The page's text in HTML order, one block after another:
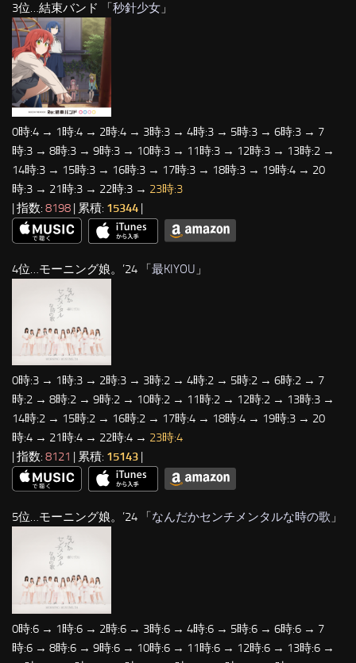
3位…結束バンド 「 秒針少女 」
0時:4 → 1時:4 → 2時:4 → 3時:3 → 4時:3 → 5時:3 → 6時:3 → 7
時:3 → 8時:3 → 9時:3 → 10時:3 → 11時:3 → 12時:3 → 13時:2 →
14時:3 → 15時:3 → 16時:3 → 17時:3 → 18時:3 → 19時:4 → 20
時:3 → 21時:3 → 22時:3 → 23時:3
| 指数: 8198 | 累積: 15344
4位…モーニング娘。’24 「最KIYOU 」
0時:3 → 1時:3 → 2時:3 → 3時:2 → 4時:2 → 5時:2 → 6時:2 → 7
時:2 → 8時:2 → 9時:2 → 10時:2 → 11時:2 → 12時:2 → 13時:3 →
14時:2 → 15時:2 → 16時:2 → 17時:4 → 18時:4 → 19時:3 → 20
時:4 → 21時:4 → 22時:4 → 23時:4
| 指数: 8121 | 累積: 15143 |
5位…モーニング娘。’24 「 なんだかセンチメンタルな時の歌 」
0時:6 → 1時:6 → 2時:6 → 3時:6 → 4時:6 → 5時:6 → 6時:6 → 7
時:6 → 8時:6 → 9時:6 → 10時:6 → 11時:6 → 12時:6 → 13時:6 →